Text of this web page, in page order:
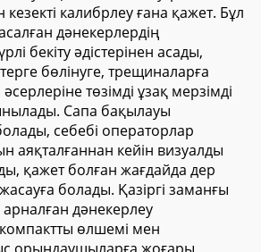
кезекті калибрлеу ғана қажет. Бұл
дәнекерлердің
бекіту әдістерінен асады,
бөлінуге, трещиналарға
төзімді ұзақ мерзімді
Сапа бақылауы
себебі операторлар
аяқталғаннан кейін визуалды
қажет болған жағдайда дер
болады. Қазіргі заманғы
дәнекерлеу
өлшемі мен